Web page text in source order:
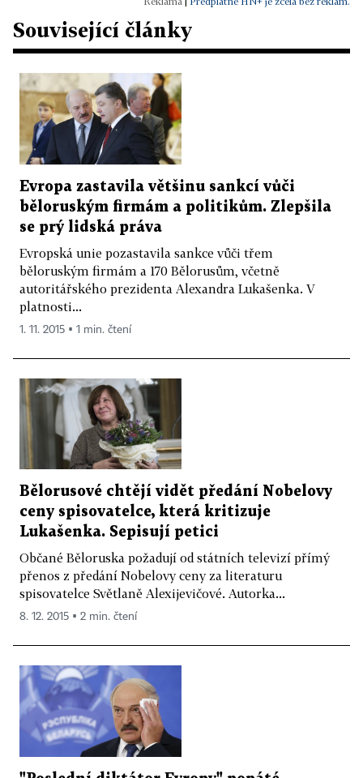
Související články
Evropa zastavila většinu sankcí vůči
běloruským firmám a politikům. Zlepšila
se prý lidská práva
Evropská unie pozastavila sankce vůči třem
běloruským firmám a 170 Bělorusům, včetně
autoritářského prezidenta Alexandra Lukašenka. V
platnosti...
1. 11. 2015 ▪ 1 min. čtení
Bělorusové chtějí vidět předání Nobelovy
ceny spisovatelce, která kritizuje
Lukašenka. Sepisují petici
Občané Běloruska požadují od státních televizí přímý
přenos z předání Nobelovy ceny za literaturu
spisovatelce Světlaně Alexijevičové. Autorka...
8. 12. 2015 ▪ 2 min. čtení